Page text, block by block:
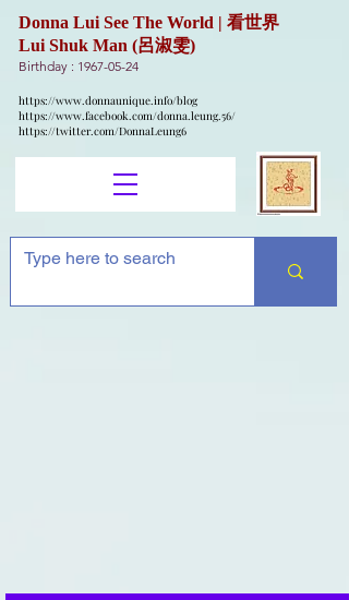
Donna Lui See The World | 看世界
Lui Shuk Man (呂淑雯)
Birthday : 1967-05-24
https://www.donnaunique.info/blog
https://www.facebook.com/donna.leung.56/
https://twitter.com/DonnaLeung6